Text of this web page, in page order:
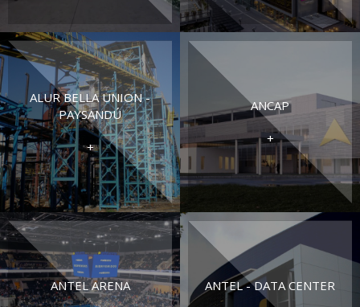
ALUR BELLA UNION -
PAYSANDÚ
+
ANCAP
+
ANTEL ARENA ANTEL - DATA CENTER